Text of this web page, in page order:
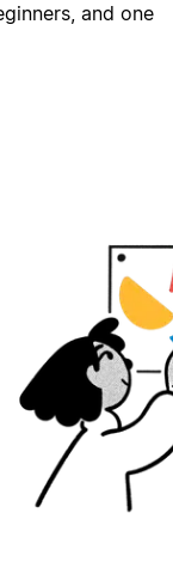
and one